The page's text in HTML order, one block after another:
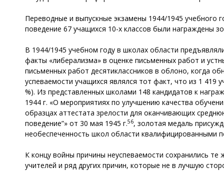
Переводные и выпускные экзамены 1944/1945 учебного
поведение 67 учащихся 10-х классов были награждены
В 1944/1945 учебном году в школах области
факты «либерализма» в оценке письменных работ и
письменных работ десятиклассников в облоно, когда
успеваемости учащихся являлся тот факт, что из 1 419
%). Из представленных школами 148 кандидатов к
1944 г. «О мероприятиях по улучшению качества
образцах аттестата зрелости для оканчивающих
поведение”» от 30 мая 1945 г.56, золотая медаль
необеспеченность школ области квалифицированными
К концу войны причины неуспеваемости сохранились
учителей и ряд других причин, которые не в лучшую